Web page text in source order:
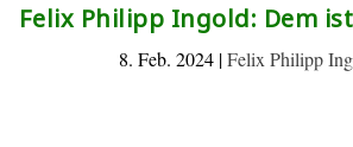
Felix Philipp Ingold: Dem
8. Feb. 2024|Felix Philipp